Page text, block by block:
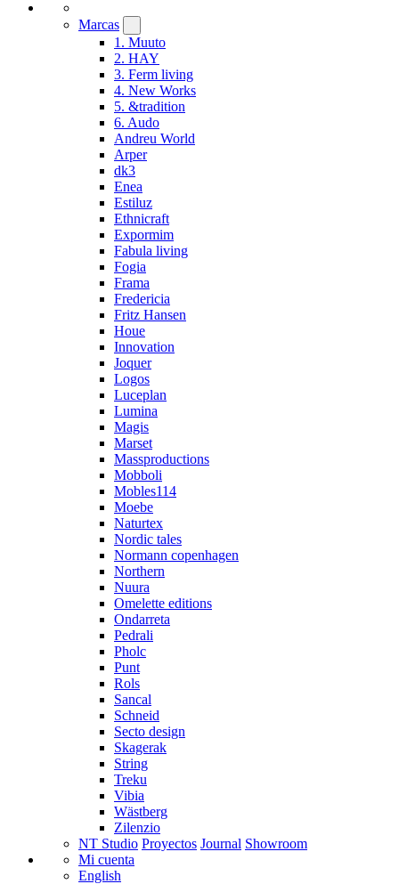
Marcas
1. Muuto
2. HAY
3. Ferm living
4. New Works
5. &tradition
6. Audo
Andreu World
Arper
dk3
Enea
Estiluz
Ethnicraft
Expormim
Fabula living
Fogia
Frama
Fredericia
Fritz Hansen
Houe
Innovation
Joquer
Logos
Luceplan
Lumina
Magis
Marset
Massproductions
Mobboli
Mobles114
Moebe
Naturtex
Nordic tales
Normann copenhagen
Northern
Nuura
Omelette editions
Ondarreta
Pedrali
Pholc
Punt
Rols
Sancal
Schneid
Secto design
Skagerak
String
Treku
Vibia
Wästberg
Zilenzio
NT Studio Proyectos Journal Showroom
Mi cuenta
English